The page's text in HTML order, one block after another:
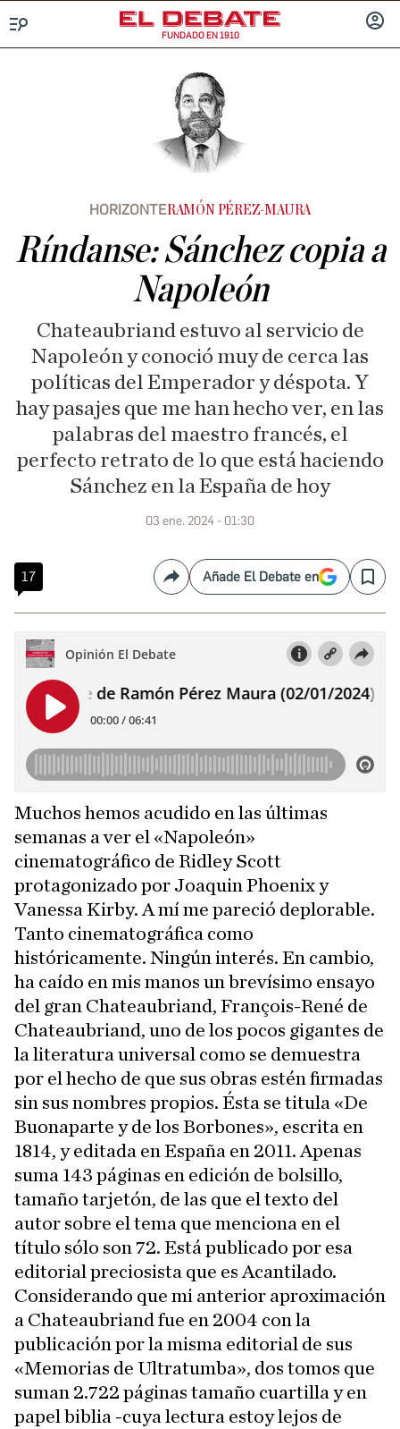
FUNDADO EN 1910
HORIZONTERAMÓN PÉREZ-MAURA
Ríndanse: Sánchez copia a
Napoleón
Chateaubriand estuvo al servicio de
Napoleón y conoció muy de cerca las
políticas del Emperador y déspota. Y
hay pasajes que me han hecho ver, en las
palabras del maestro francés, el
perfecto retrato de lo que está haciendo
Sánchez en la España de hoy
03 ene. 2024 - 01:30
17 CompartirAñade El Debate en Save
Muchos hemos acudido en las últimas
semanas a ver el «Napoleón»
cinematográfico de Ridley Scott
protagonizado por Joaquin Phoenix y
Vanessa Kirby. A mí me pareció deplorable.
Tanto cinematográfica como
históricamente. Ningún interés. En cambio,
ha caído en mis manos un brevísimo ensayo
del gran Chateaubriand, François-René de
Chateaubriand, uno de los pocos gigantes de
la literatura universal como se demuestra
por el hecho de que sus obras estén firmadas
sin sus nombres propios. Ésta se titula «De
Buonaparte y de los Borbones», escrita en
1814, y editada en España en 2011. Apenas
suma 143 páginas en edición de bolsillo,
tamaño tarjetón, de las que el texto del
autor sobre el tema que menciona en el
título sólo son 72. Está publicado por esa
editorial preciosista que es Acantilado.
Considerando que mi anterior aproximación
a Chateaubriand fue en 2004 con la
publicación por la misma editorial de sus
«Memorias de Ultratumba», dos tomos que
suman 2.722 páginas tamaño cuartilla y en
papel biblia -cuya lectura estoy lejos de